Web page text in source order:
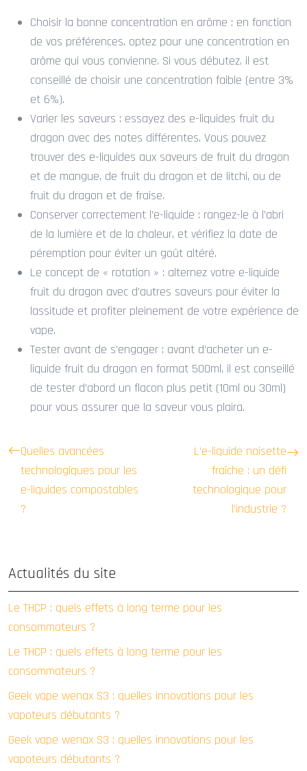
Choisir la bonne concentration en arôme : en fonction
de vos préférences, optez pour une concentration en
arôme qui vous convienne. Si vous débutez, il est
conseillé de choisir une concentration faible (entre 3%
et 6%).
Varier les saveurs : essayez des e-liquides fruit du
dragon avec des notes différentes. Vous pouvez
trouver des e-liquides aux saveurs de fruit du dragon
et de mangue, de fruit du dragon et de litchi, ou de
fruit du dragon et de fraise.
Conserver correctement l’e-liquide : rangez-le à l’abri
de la lumière et de la chaleur, et vérifiez la date de
péremption pour éviter un goût altéré.
Le concept de « rotation » : alternez votre e-liquide
fruit du dragon avec d’autres saveurs pour éviter la
lassitude et profiter pleinement de votre expérience de
vape.
Tester avant de s’engager : avant d’acheter un e-
liquide fruit du dragon en format 500ml, il est conseillé
de tester d’abord un flacon plus petit (10ml ou 30ml)
pour vous assurer que la saveur vous plaira.
Quelles avancées
technologiques pour les
e-liquides compostables
?
L’e-liquide noisette
fraîche : un défi
technologique pour
l’industrie ?
Actualités du site
Le THCP : quels effets à long terme pour les
consommateurs ?
Le THCP : quels effets à long terme pour les
consommateurs ?
Geek vape wenax S3 : quelles innovations pour les
vapoteurs débutants ?
Geek vape wenax S3 : quelles innovations pour les
vapoteurs débutants ?